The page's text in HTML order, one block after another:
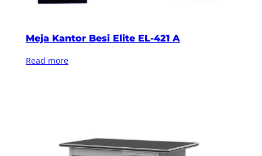
Meja Kantor Besi Elite EL-421 A
Read more